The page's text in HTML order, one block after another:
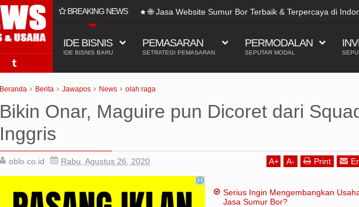
BREAKING NEWS 🌐 Jasa Website Sumur Bor Terbaik & Terpercaya di
IDE BISNIS
IDE BISNIS BARU
PEMASARAN
SETRATEGI PEMASARAN
PERMODALAN
SEPUTAR MODAL
Beranda Berita Jawapos News olah raga
Bikin Onar, Maguire pun Dicoret dari
Inggris
oblo.co.id Rabu, Agustus 26, 2020 A+ A- Print
Serius Ingin Mengembangkan
Jasa Sumur Bor?